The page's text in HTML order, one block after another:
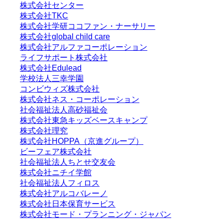
株式会社センター
株式会社TKC
株式会社学研ココファン・ナーサリー
株式会社global child care
株式会社アルファコーポレーション
ライフサポート株式会社
株式会社Edulead
学校法人三幸学園
コンビウィズ株式会社
株式会社ネス・コーポレーション
社会福祉法人高砂福祉会
株式会社東急キッズベースキャンプ
株式会社理究
株式会社HOPPA（京進グループ）
ビーフェア株式会社
社会福祉法人ちとせ交友会
株式会社ニチイ学館
社会福祉法人フィロス
株式会社アルコバレーノ
株式会社日本保育サービス
株式会社モード・プランニング・ジャパン